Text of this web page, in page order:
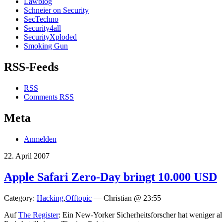
Schneier on Security
SecTechno
Security4all
SecurityXploded
Smoking Gun
RSS-Feeds
RSS
Comments RSS
Meta
Anmelden
22. April 2007
Apple Safari Zero-Day bringt 10.000 USD
Category: Hacking,Offtopic — Christian @ 23:55
AufThe Register: Ein New-Yorker Sicherheitsforscher hat weniger